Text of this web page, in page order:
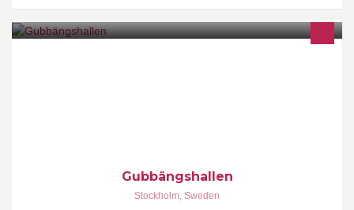
Gubbängshallen
Stockholm, Sweden